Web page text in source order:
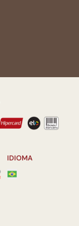
IDIOMA